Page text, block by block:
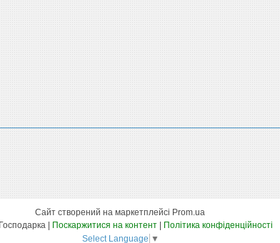
Сайт створений на маркетплейсі Prom.ua
Поскаржитися на контент
Політика конфіденційності
Select Language ▼